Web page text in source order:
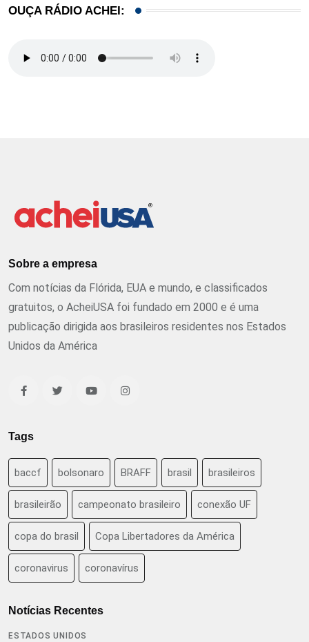
OUÇA RÁDIO ACHEI:
Sobre a empresa
Com notícias da Flórida, EUA e mundo, e classificados
gratuitos, o AcheiUSA foi fundado em 2000 e é uma
publicação dirigida aos brasileiros residentes nos Estados
Unidos da América
Tags
baccf bolsonaro BRAFF brasil brasileiros
brasileirão campeonato brasileiro conexão UF
copa do brasil Copa Libertadores da América
coronavirus coronavírus
Notícias Recentes
ESTADOS UNIDOS